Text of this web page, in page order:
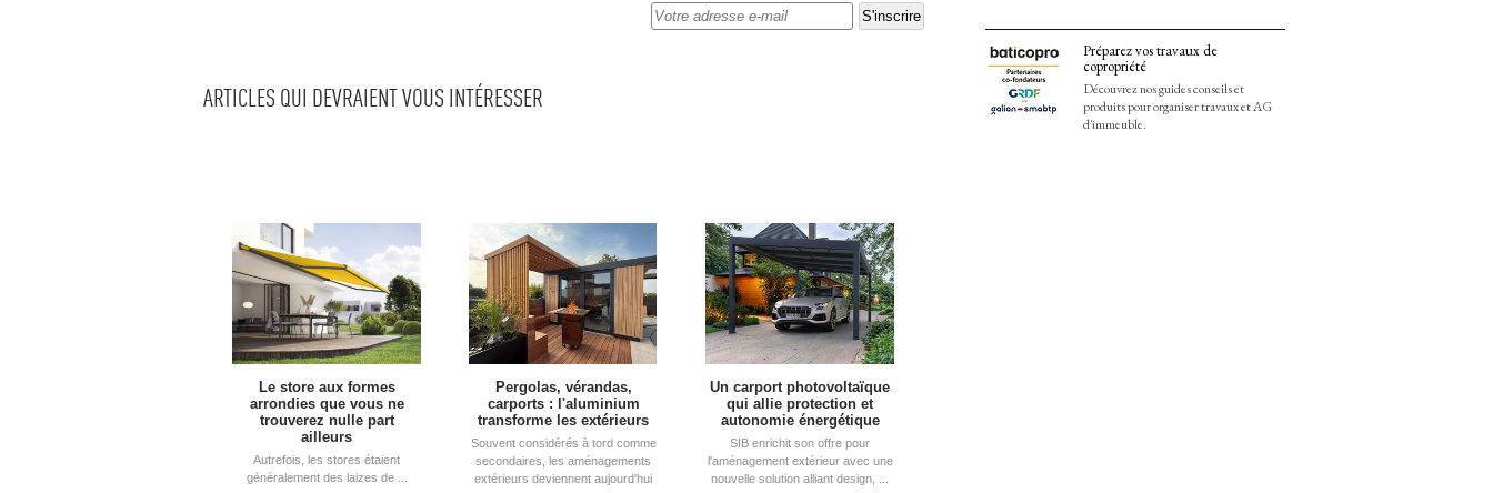
ARTICLES QUI DEVRAIENT VOUS INTÉRESSER
Le store aux formes
arrondies que vous ne
trouverez nulle part
ailleurs
Autrefois, les stores étaient
généralement des laizes de ...
Pergolas, vérandas,
carports : l'aluminium
transforme les extérieurs
Souvent considérés à tord comme
secondaires, les aménagements
extérieurs deviennent aujourd'hui
Un carport photovoltaïque
qui allie protection et
autonomie énergétique
SIB enrichit son offre pour
l'aménagement extérieur avec une
nouvelle solution alliant design, ...
Préparez vos travaux de
copropriété
Découvrez nos guides conseils et
produits pour organiser travaux et AG
d'immeuble.